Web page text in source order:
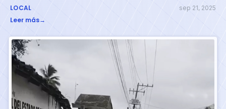
LOCAL sep 21, 2025
Leer más→